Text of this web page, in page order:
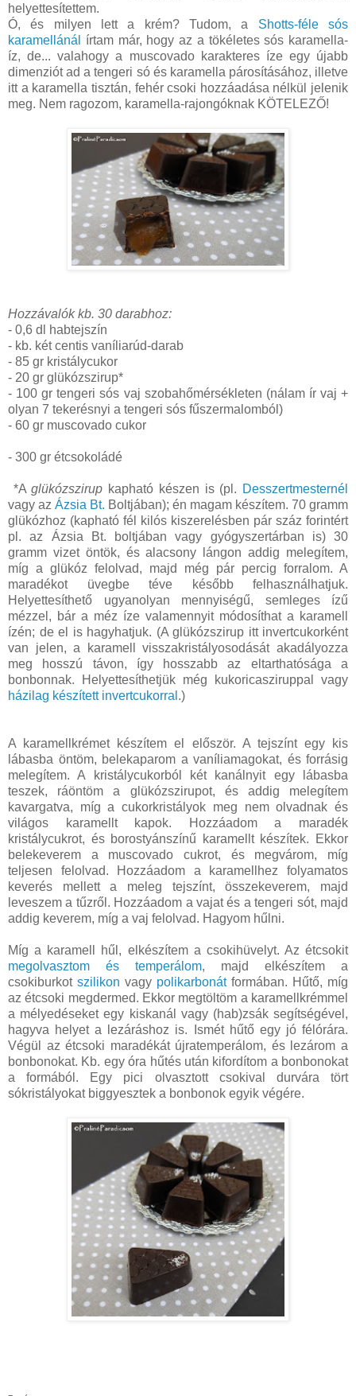
helyettesítettem.
Ó, és milyen lett a krém? Tudom, a Shotts-féle sós
karamellánál
írtam már, hogy az a tökéletes sós karamella-
íz, de... valahogy a muscovado karakteres íze egy újabb
dimenziót ad a tengeri só és karamella párosításához, illetve
itt a karamella tisztán, fehér csoki hozzáadása nélkül jelenik
meg. Nem ragozom, karamella-rajongóknak KÖTELEZŐ!
Hozzávalók kb. 30 darabhoz:
- 0,6 dl habtejszín
- kb. két centis vaníliarúd-darab
- 85 gr kristálycukor
- 20 gr glükózszirup*
- 100 gr tengeri sós vaj szobahőmérsékleten (nálam ír vaj +
olyan 7 tekerésnyi a tengeri sós fűszermalomból)
- 60 gr muscovado cukor
- 300 gr étcsokoládé
*Aglükózszirup kapható készen is (pl. Desszertmesternél
vagy az Ázsia Bt. Boltjában); én magam készítem. 70 gramm
glükózhoz (kapható fél kilós kiszerelésben pár száz forintért
pl. az Ázsia Bt. boltjában vagy gyógyszertárban is) 30
gramm vizet öntök, és alacsony lángon addig melegítem,
míg a glükóz felolvad, majd még pár percig forralom. A
maradékot üvegbe téve később felhasználhatjuk.
Helyettesíthető ugyanolyan mennyiségű, semleges ízű
mézzel, bár a méz íze valamennyit módosíthat a karamell
ízén; de el is hagyhatjuk. (A glükózszirup itt invertcukorként
van jelen, a karamell visszakristályosodását akadályozza
meg hosszú távon, így hosszabb az eltarthatósága a
bonbonnak. Helyettesíthetjük még kukoricasziruppal vagy
házilag készített invertcukorral .)
A karamellkrémet készítem el először. A tejszínt egy kis
lábasba öntöm, belekaparom a vaníliamagokat, és forrásig
melegítem. A kristálycukorból két kanálnyit egy lábasba
teszek, ráöntöm a glükózszirupot, és addig melegítem
kavargatva, míg a cukorkristályok meg nem olvadnak és
világos karamellt kapok. Hozzáadom a maradék
kristálycukrot, és borostyánszínű karamellt készítek. Ekkor
belekeverem a muscovado cukrot, és megvárom, míg
teljesen felolvad. Hozzáadom a karamellhez folyamatos
keverés mellett a meleg tejszínt, összekeverem, majd
leveszem a tűzről. Hozzáadom a vajat és a tengeri sót, majd
addig keverem, míg a vaj felolvad. Hagyom hűlni.
Míg a karamell hűl, elkészítem a csokihüvelyt. Az étcsokit
megolvasztom és temperálom, majd elkészítem a
csokiburkot szilikon vagy polikarbonátformában. Hűtő, míg
az étcsoki megdermed. Ekkor megtöltöm a karamellkrémmel
a mélyedéseket egy kiskanál vagy (hab)zsák segítségével,
hagyva helyet a lezáráshoz is. Ismét hűtő egy jó félórára.
Végül az étcsoki maradékát újratemperálom, és lezárom a
bonbonokat. Kb. egy óra hűtés után kifordítom a bonbonokat
a formából. Egy pici olvasztott csokival durvára tört
sókristályokat biggyesztek a bonbonok egyik végére.